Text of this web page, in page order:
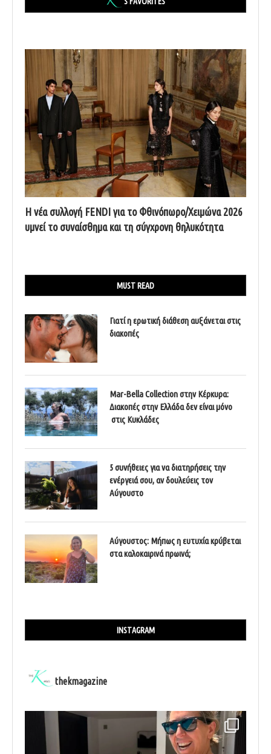
Η νέα συλλογή FENDI για το Φθινόπωρο/Χειμώνα 2026
υμνεί το συναίσθημα και τη σύγχρονη θηλυκότητα
MUST READ
Γιατί η ερωτική διάθεση αυξάνεται στις
διακοπές
Mar-Bella Collection στην Κέρκυρα:
Διακοπές στην Ελλάδα δεν είναι μόνο
στις Κυκλάδες
5 συνήθειες για να διατηρήσεις την
ενέργειά σου, αν δουλεύεις τον
Αύγουστο
Αύγουστος: Μήπως η ευτυχία κρύβεται
στα καλοκαιρινά πρωινά;
INSTAGRAM
thekmagazine